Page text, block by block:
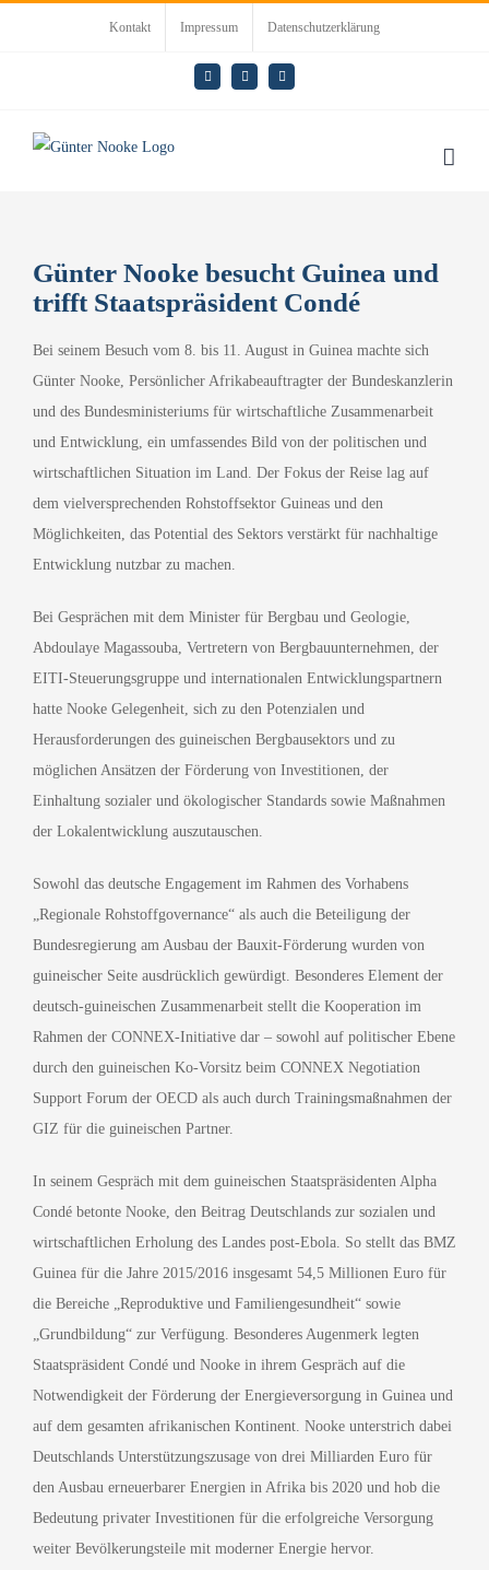
Kontakt Impressum Datenschutzerklärung
E-
Mail
LinkedInRss
Günter Nooke besucht Guinea und
trifft Staatspräsident Condé
Bei seinem Besuch vom 8. bis 11. August in Guinea machte sich
Günter Nooke, Persönlicher Afrikabeauftragter der Bundeskanzlerin
und des Bundesministeriums für wirtschaftliche Zusammenarbeit
und Entwicklung, ein umfassendes Bild von der politischen und
wirtschaftlichen Situation im Land. Der Fokus der Reise lag auf
dem vielversprechenden Rohstoffsektor Guineas und den
Möglichkeiten, das Potential des Sektors verstärkt für nachhaltige
Entwicklung nutzbar zu machen.
Bei Gesprächen mit dem Minister für Bergbau und Geologie,
Abdoulaye Magassouba, Vertretern von Bergbauunternehmen, der
EITI-Steuerungsgruppe und internationalen Entwicklungspartnern
hatte Nooke Gelegenheit, sich zu den Potenzialen und
Herausforderungen des guineischen Bergbausektors und zu
möglichen Ansätzen der Förderung von Investitionen, der
Einhaltung sozialer und ökologischer Standards sowie Maßnahmen
der Lokalentwicklung auszutauschen.
Sowohl das deutsche Engagement im Rahmen des Vorhabens
„Regionale Rohstoffgovernance“ als auch die Beteiligung der
Bundesregierung am Ausbau der Bauxit-Förderung wurden von
guineischer Seite ausdrücklich gewürdigt. Besonderes Element der
deutsch-guineischen Zusammenarbeit stellt die Kooperation im
Rahmen der CONNEX-Initiative dar – sowohl auf politischer Ebene
durch den guineischen Ko-Vorsitz beim CONNEX Negotiation
Support Forum der OECD als auch durch Trainingsmaßnahmen der
GIZ für die guineischen Partner.
In seinem Gespräch mit dem guineischen Staatspräsidenten Alpha
Condé betonte Nooke, den Beitrag Deutschlands zur sozialen und
wirtschaftlichen Erholung des Landes post-Ebola. So stellt das BMZ
Guinea für die Jahre 2015/2016 insgesamt 54,5 Millionen Euro für
die Bereiche „Reproduktive und Familiengesundheit“ sowie
„Grundbildung“ zur Verfügung. Besonderes Augenmerk legten
Staatspräsident Condé und Nooke in ihrem Gespräch auf die
Notwendigkeit der Förderung der Energieversorgung in Guinea und
auf dem gesamten afrikanischen Kontinent. Nooke unterstrich dabei
Deutschlands Unterstützungszusage von drei Milliarden Euro für
den Ausbau erneuerbarer Energien in Afrika bis 2020 und hob die
Bedeutung privater Investitionen für die erfolgreiche Versorgung
weiter Bevölkerungsteile mit moderner Energie hervor.